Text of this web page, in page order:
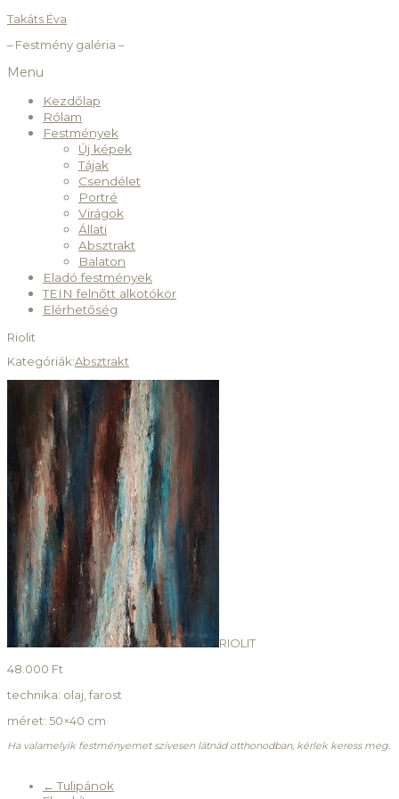
Takáts Éva
– Festmény galéria –
Menu
Kezdőlap
Rólam
Festmények
Új képek
Tájak
Csendélet
Portré
Virágok
Állati
Absztrakt
Balaton
Eladó festmények
TEIN felnőtt alkotókör
Elérhetőség
Riolit
Kategóriák:Absztrakt
RIOLIT
48.000 Ft
technika: olaj, farost
méret: 50×40 cm
Ha valamelyik festményemet szívesen látnád otthonodban, kérlek keress meg.
← Tulipánok